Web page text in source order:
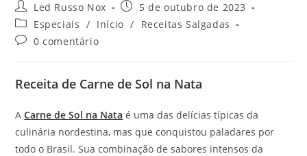
Led Russo Nox
5 de outubro de 2023
Especiais / Início /
Receitas Salgadas
0 comentário
Receita de Carne de Sol na Nata
ACarne de Sol na Nata é uma das delícias típicas da
culinária nordestina, mas que conquistou paladares por
todo o Brasil. Sua combinação de sabores intensos da